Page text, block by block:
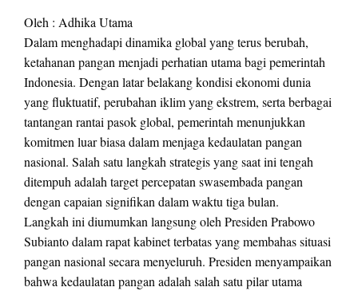
Oleh : Adhika Utama
Dalam menghadapi dinamika global yang terus berubah,
ketahanan pangan menjadi perhatian utama bagi pemerintah
Indonesia. Dengan latar belakang kondisi ekonomi dunia
yang fluktuatif, perubahan iklim yang ekstrem, serta berbagai
tantangan rantai pasok global, pemerintah menunjukkan
komitmen luar biasa dalam menjaga kedaulatan pangan
nasional. Salah satu langkah strategis yang saat ini tengah
ditempuh adalah target percepatan swasembada pangan
dengan capaian signifikan dalam waktu tiga bulan.
Langkah ini diumumkan langsung oleh Presiden Prabowo
Subianto dalam rapat kabinet terbatas yang membahas situasi
pangan nasional secara menyeluruh. Presiden menyampaikan
bahwa kedaulatan pangan adalah salah satu pilar utama